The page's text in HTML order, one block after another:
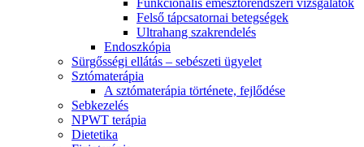
Funkcionális emésztőrendszeri vizsgálatok
Felső tápcsatornai betegségek
Ultrahang szakrendelés
Endoszkópia
Sürgősségi ellátás – sebészeti ügyelet
Sztómaterápia
A sztómaterápia története, fejlődése
Sebkezelés
NPWT terápia
Dietetika